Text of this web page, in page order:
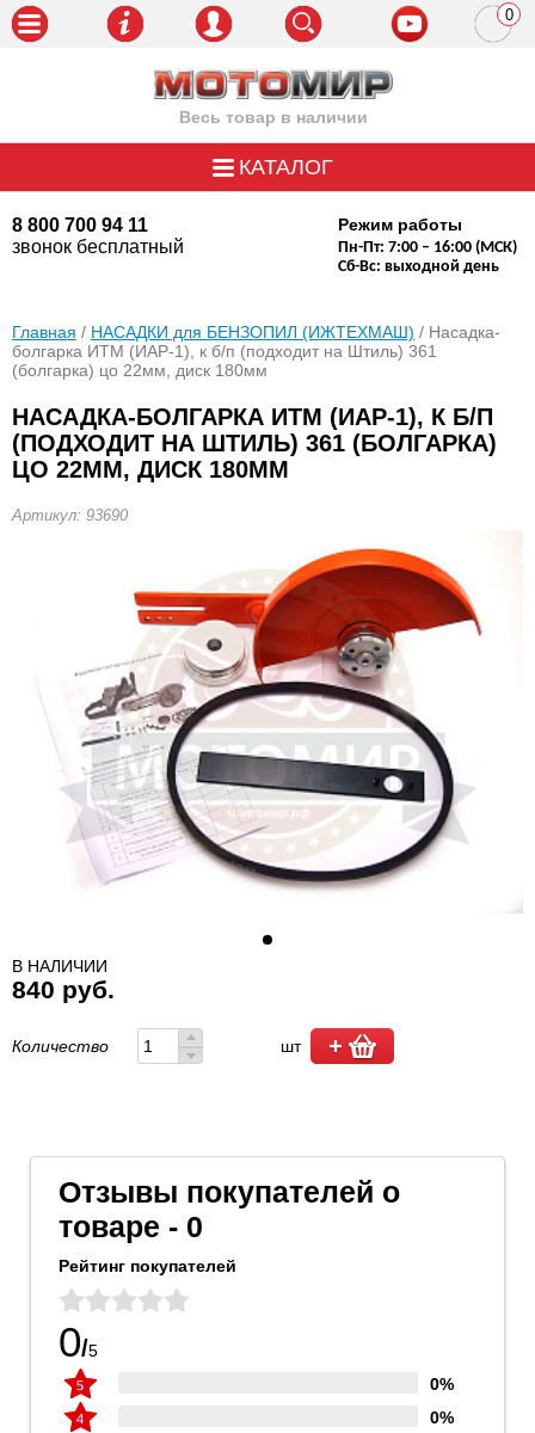
Весь товар в наличии
8 800 700 94 11
звонок бесплатный
Режим работы
Пн-Пт: 7:00 – 16:00 (МСК)
Сб-Вс: выходной день
0
КАТАЛОГ
Главная / НАСАДКИ для БЕНЗОПИЛ (ИЖТЕХМАШ) / Насадка-
болгарка ИТМ (ИАР-1), к б/п (подходит на Штиль) 361
(болгарка) цо 22мм, диск 180мм
НАСАДКА-БОЛГАРКА ИТМ (ИАР-1), К Б/П
(ПОДХОДИТ НА ШТИЛЬ) 361 (БОЛГАРКА)
ЦО 22ММ, ДИСК 180ММ
Артикул: 93690
В НАЛИЧИИ
840 руб.
Количество шт
Отзывы покупателей о
товаре - 0
Рейтинг покупателей
0/5
0%
0%